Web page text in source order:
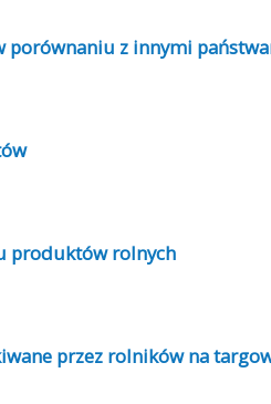
porównaniu z innymi
produktów rolnych
przez rolników na